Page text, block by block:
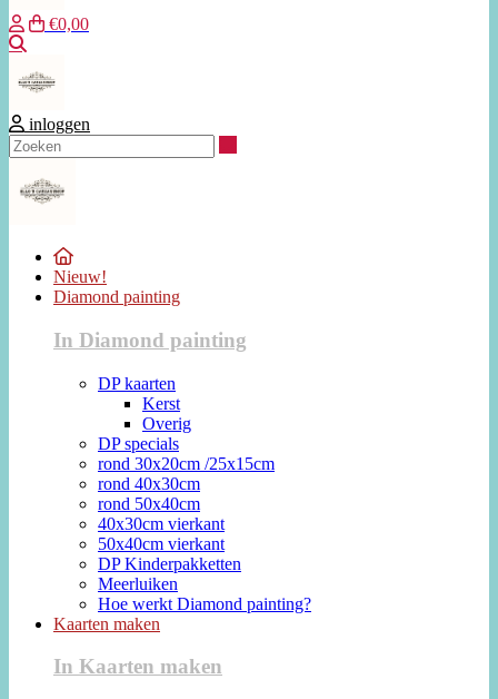
€0,00
inloggen
Nieuw!
Diamond painting
In Diamond painting
DP kaarten
Kerst
Overig
DP specials
rond 30x20cm /25x15cm
rond 40x30cm
rond 50x40cm
40x30cm vierkant
50x40cm vierkant
DP Kinderpakketten
Meerluiken
Hoe werkt Diamond painting?
Kaarten maken
In Kaarten maken